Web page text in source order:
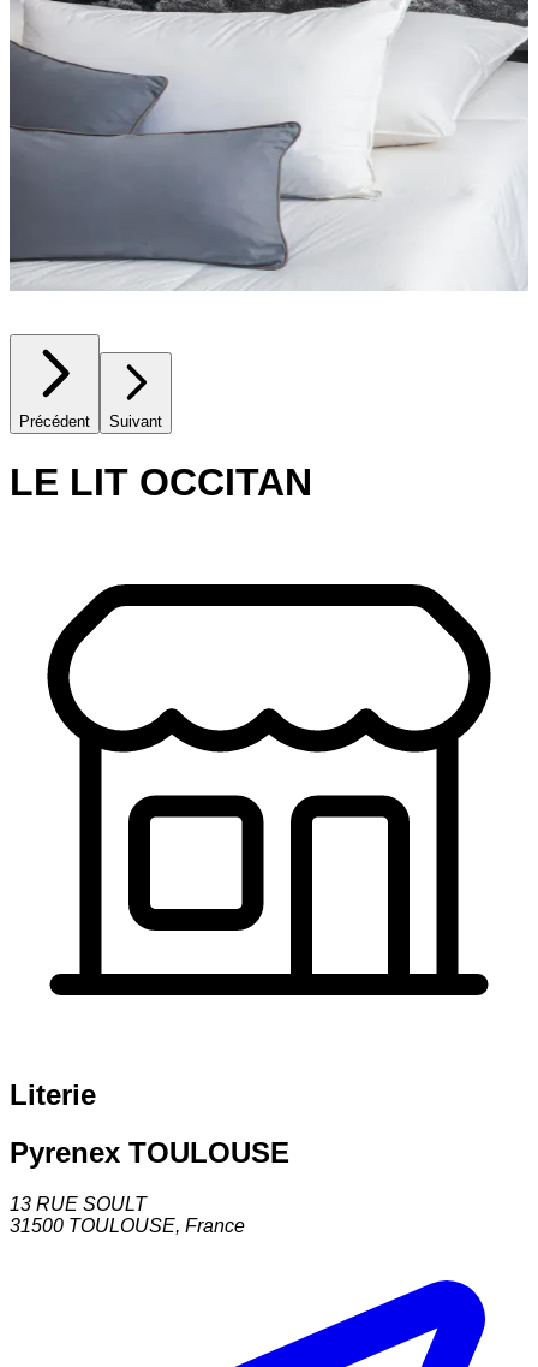
Précédent Suivant
LE LIT OCCITAN
Literie
Pyrenex TOULOUSE
13 RUE SOULT
31500 TOULOUSE, France